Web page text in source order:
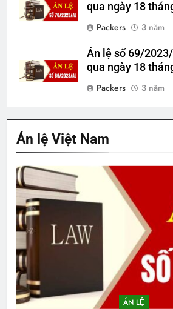
qua ngày 18
Packers
3 năm
Án lệ số 69/
qua ngày 18
Packers
3 năm
Án lệ Việt Nam
ÁN LỆ